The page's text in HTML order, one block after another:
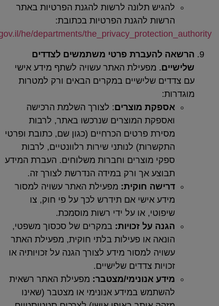
תלונה לרשות להגנת הפרטיות באתר
להגנת הפרטיות בכתובת:
https://www.gov.il/he/departments/
להעברת פרטי משתמשים לצדדים
. מפעילת האתר עשויה לשתף מידע אישי
שלישיים במקרים הבאים ורק למטרות
מוצרים: לצורך השלמת הרכישה
המוצרים שנרכשו באתר, לרבות
פרטים הכרחיים (כגון שם, כתובת ופרטי
לנותני שירות רלוונטיים, לרבות
מוצרים וחברות משלוחים. העברת המידע
אך ורק במידה הנדרשת לצורך זה.
חוקית:מפעילת האתר עשויה למסור
אישי אם תידרש לכך על פי חוק, צו
או על ידי רשות מוסמכת.
על זכויות:במקרים של סכסוך משפטי,
או פעילות בלתי חוקית, מפעילת האתר
למסור מידע לצורך הגנה על זכויותיה או
צדדים שלישיים.
אנונימי/מצטבר:מפעילת האתר רשאית
במידע אנונימי או מצטבר (שאינו